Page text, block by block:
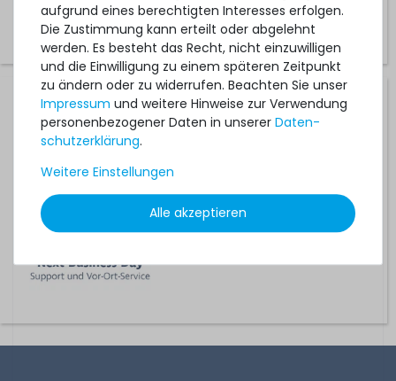
Hardware Care Pack für HPE ProLiant DL325 Gen10 Server
- 2 Jahre mit Next-Business-Day Support und 5x9 Vor-
428,99 € *
aufgrund eines berechtigten Interesses erfolgen.
Die Zustimmung kann erteilt oder abgelehnt
werden. Es besteht das Recht, nicht einzuwilligen
und die Einwilligung zu einem späteren Zeitpunkt
zu ändern oder zu widerrufen. Beachten Sie unser
Impressum und weitere Hinweise zur Verwendung
personenbezogener Daten in unserer Daten­
schutz­erklärung.
Weitere Einstellungen
Alle akzeptieren